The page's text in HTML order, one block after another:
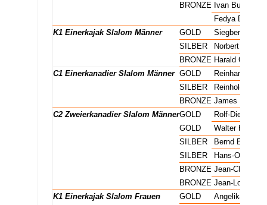
BRONZEIvan Burchin
Fedya
K1 Einerkajak Slalom Männer
GOLD
Siegbert Horn
SILBER
Norbert Sattler
BRONZEHarald Gimpel
C1 Einerkanadier Slalom Männer GOLD
Reinhard Eiben
SILBER
Reinhold
BRONZEJames
C2 Zweierkanadier Slalom MännerGOLD
Rolf-Dieter
GOLD
Walter
SILBER
Bernd Baues
SILBER
Hans-Otto
BRONZEJean-Claude
BRONZEJean-Louis
K1 Einerkajak Slalom Frauen
GOLD
Angelika